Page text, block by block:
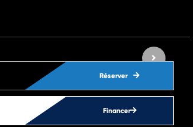
Réserver
Financer